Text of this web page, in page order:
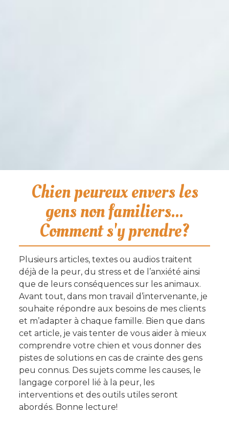
Chien peureux envers les
gens non familiers...
Comment s'y prendre?
Plusieurs articles, textes ou audios traitent
déjà de la peur, du stress et de l’anxiété ainsi
que de leurs conséquences sur les animaux.
Avant tout, dans mon travail d’intervenante, je
souhaite répondre aux besoins de mes clients
et m’adapter à chaque famille. Bien que dans
cet article, je vais tenter de vous aider à mieux
comprendre votre chien et vous donner des
pistes de solutions en cas de crainte des gens
peu connus. Des sujets comme les causes, le
langage corporel lié à la peur, les
interventions et des outils utiles seront
abordés. Bonne lecture!